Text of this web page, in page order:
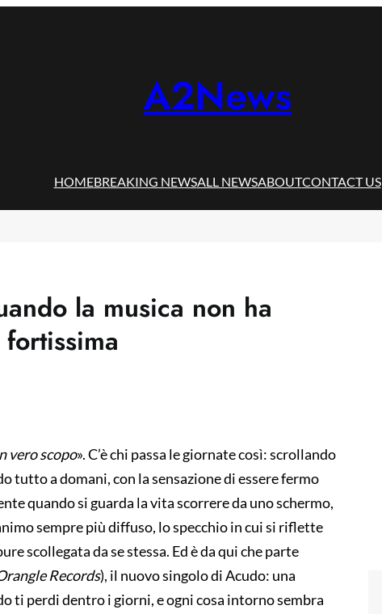
A2News
HOMEBREAKING NEWSALL NEWSABOUTCONTACT US
la musica non ha
vero scopo». C’è chi passa le giornate così: scrollando
tutto a domani, con la sensazione di essere fermo
quando si guarda la vita scorrere da uno schermo,
sempre più diffuso, lo specchio in cui si riflette
scollegata da se stessa. Ed è da qui che parte
Records), il nuovo singolo di Acudo: una
ti perdi dentro i giorni, e ogni cosa intorno sembra